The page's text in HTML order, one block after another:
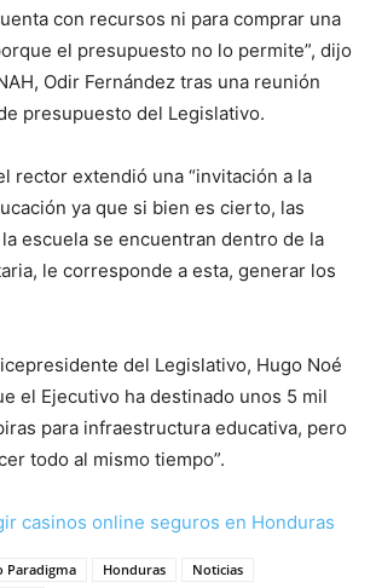
con recursos ni para comprar una
el presupuesto no lo permite”, dijo
Odir Fernández tras una reunión
presupuesto del Legislativo.
rector extendió una “invitación a la
ya que si bien es cierto, las
escuela se encuentran dentro de la
le corresponde a esta, generar los
del Legislativo, Hugo Noé
el Ejecutivo ha destinado unos 5 mil
para infraestructura educativa, pero
todo al mismo tiempo”.
casinos online seguros en Honduras
Paradigma Honduras
Noticias